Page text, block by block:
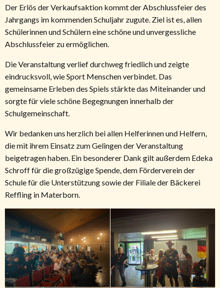
Der Erlös der Verkaufsaktion kommt der Abschlussfeier des
Jahrgangs im kommenden Schuljahr zugute. Ziel ist es, allen
Schülerinnen und Schülern eine schöne und unvergessliche
Abschlussfeier zu ermöglichen.
Die Veranstaltung verlief durchweg friedlich und zeigte
eindrucksvoll, wie Sport Menschen verbindet. Das
gemeinsame Erleben des Spiels stärkte das Miteinander und
sorgte für viele schöne Begegnungen innerhalb der
Schulgemeinschaft.
Wir bedanken uns herzlich bei allen Helferinnen und Helfern,
die mit ihrem Einsatz zum Gelingen der Veranstaltung
beigetragen haben. Ein besonderer Dank gilt außerdem Edeka
Schroff für die großzügige Spende, dem Förderverein der
Schule für die Unterstützung sowie der Filiale der Bäckerei
Reffling in Materborn.